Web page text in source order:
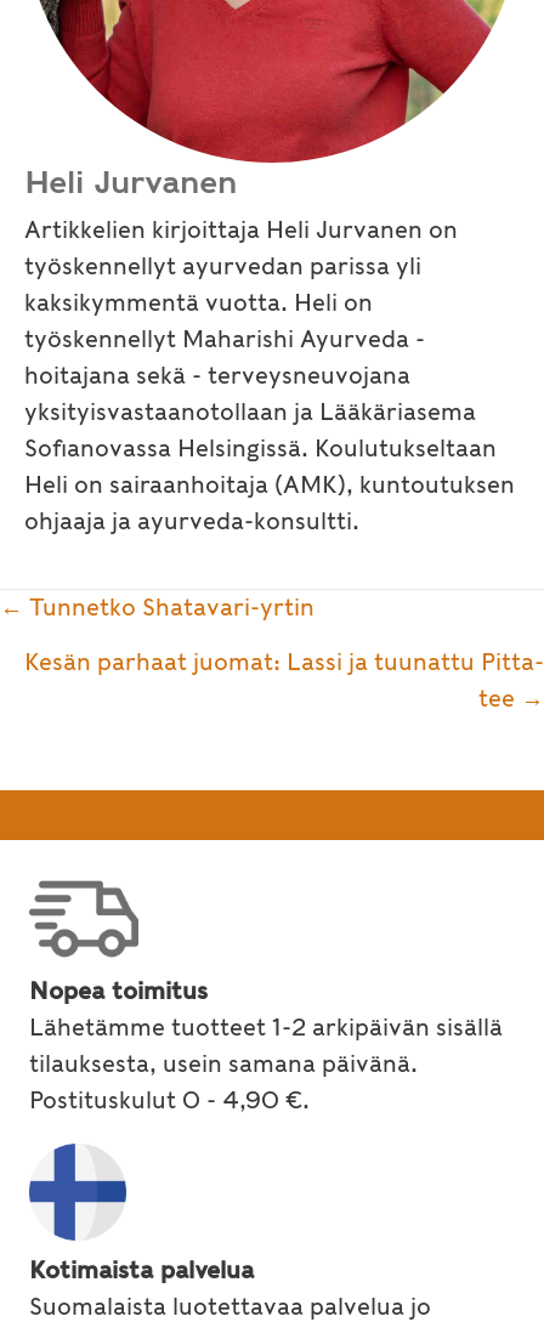
Heli Jurvanen
Artikkelien kirjoittaja Heli Jurvanen on
työskennellyt ayurvedan parissa yli
kaksikymmentä vuotta. Heli on
työskennellyt Maharishi Ayurveda -
hoitajana sekä - terveysneuvojana
yksityisvastaanotollaan ja Lääkäriasema
Sofianovassa Helsingissä. Koulutukseltaan
Heli on sairaanhoitaja (AMK), kuntoutuksen
ohjaaja ja ayurveda-konsultti.
Posts
navigation
← Tunnetko Shatavari-yrtin
Kesän parhaat juomat: Lassi ja tuunattu Pitta-
tee →
Nopea toimitus
Lähetämme tuotteet 1-2 arkipäivän sisällä
tilauksesta, usein samana päivänä.
Postituskulut 0 - 4,90 €.
Kotimaista palvelua
Suomalaista luotettavaa palvelua jo